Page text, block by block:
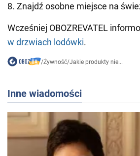
8. Znajdź osobne miejsce na
Wcześniej OBOZREVATEL
w drzwiach lodówki.
/Żywność/Jakie produkty nie...
Inne wiadomości